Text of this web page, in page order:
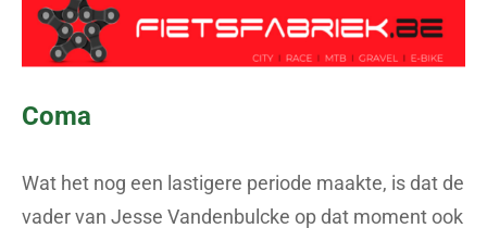
Coma
Wat het nog een lastigere periode maakte, is dat de
vader van Jesse Vandenbulcke op dat moment ook